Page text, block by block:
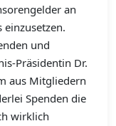
an
einzusetzen.
und
Präsidentin Dr.
aus Mitgliedern
Spenden die
wirklich